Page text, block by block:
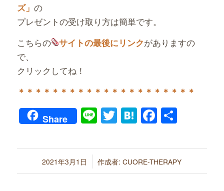
ズ」 の
プレゼントの受け取り方は簡単です。
こちらの
サイトの最後にリンクがありますの
で、
クリックしてね！
＊＊＊＊＊＊＊＊＊＊＊＊＊＊＊＊＊＊＊＊＊
Share LineTwitter
Hatena共
2021年3月1日
/ 作成者:CUORE-THERAPY